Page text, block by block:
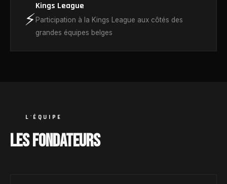
⚡
Kings League
Participation à la Kings League aux côtés des
grandes équipes belges
L'ÉQUIPE
LES FONDATEURS